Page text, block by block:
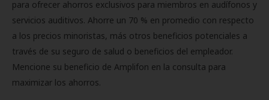
para ofrecer ahorros exclusivos para miembros en audífonos y
servicios auditivos. Ahorre un 70 % en promedio con respecto
a los precios minoristas, más otros beneficios potenciales a
través de su seguro de salud o beneficios del empleador.
Mencione su beneficio de Amplifon en la consulta para
maximizar los ahorros.